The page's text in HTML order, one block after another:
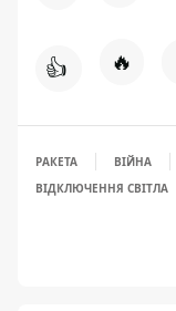
👍 🔥
РАКЕТА ВІЙНА
ВІДКЛЮЧЕННЯ СВІТЛА